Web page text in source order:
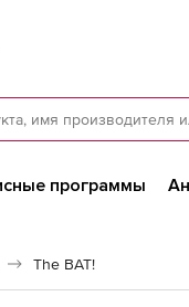
программы
The BAT!